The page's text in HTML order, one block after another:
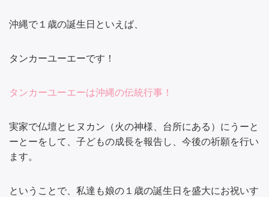
沖縄で１歳の誕生日といえば、
タンカーユーエーです！
タンカーユーエーは沖縄の伝統行事！
実家で仏壇とヒヌカン（火の神様、台所にある）にうーと
ーとーをして、子どもの成長を報告し、今後の祈願を行い
ます。
ということで、私達も娘の１歳の誕生日を盛大にお祝いす